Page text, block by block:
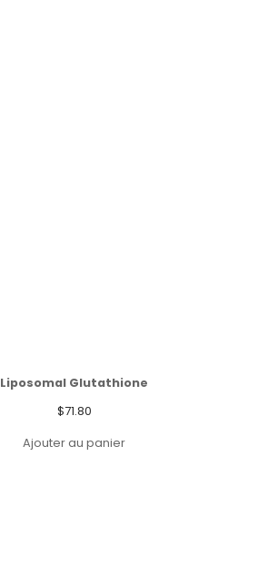
Liposomal Glutathione
$71.80
Ajouter au panier